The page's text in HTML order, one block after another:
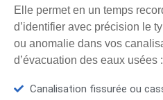
Elle permet en un temps
d’identifier avec précision le
ou anomalie dans vos
d’évacuation des eaux usées :
Canalisation fissurée ou